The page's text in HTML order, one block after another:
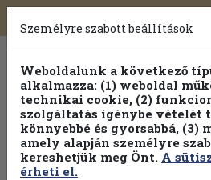
Toggle
navigation
Válogasson több mint 30
Hobbi témakörökben20%
Személyre szabott beállítások
Weboldalunk a következő
alkalmazza: (1) weboldal
technikai cookie, (2)
szolgáltatás igénybe vételét
könnyebbé és gyorsabbá, (3)
amely alapján személyre
kereshetjük meg Önt. A
érheti el.